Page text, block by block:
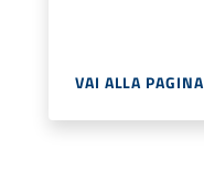
VAI ALLA PAGINA